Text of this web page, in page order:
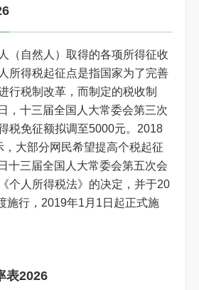
（自然人）取得的各项所得征收
所得税起征点是指国家为了完善
行税制改革，而制定的税收制
，十三届全国人大常委会第三次
税免征额拟调至5000元。2018
大部分网民希望提高个税起征
十三届全国人大常委会第五次会
个人所得税法》的决定，并于20
施行，2019年1月1日起正式施
表2026